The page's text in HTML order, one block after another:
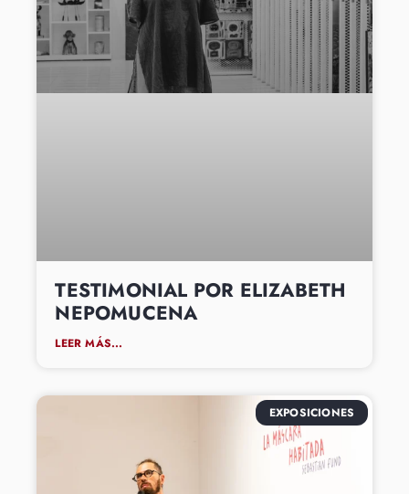
TESTIMONIAL POR ELIZABETH
NEPOMUCENA
LEER MÁS...
EXPOSICIONES